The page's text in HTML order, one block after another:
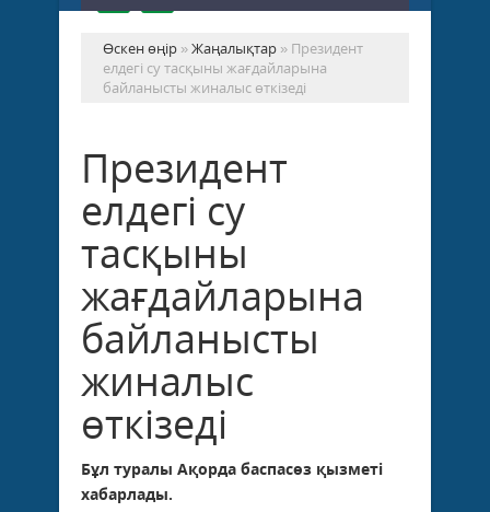
Өскен өңір »Жаңалықтар » Президент
елдегі су тасқыны жағдайларына
байланысты жиналыс өткізеді
Президент
елдегі су
тасқыны
жағдайларына
байланысты
жиналыс
өткізеді
Бұл туралы Ақорда баспасөз қызметі
хабарлады.